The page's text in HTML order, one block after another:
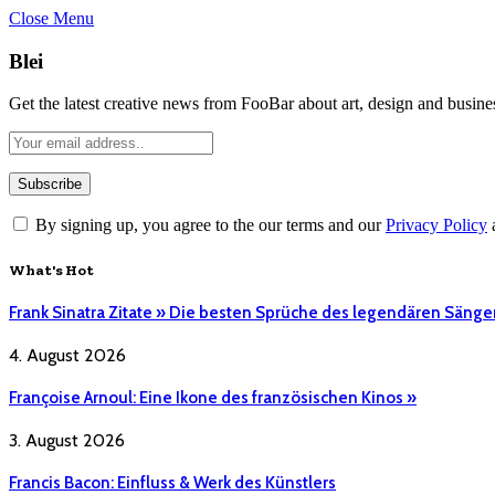
Close Menu
Blei
Get the latest creative news from FooBar about art, design and
By signing up, you agree to the our terms and ourPrivacy Policy
What's Hot
Frank Sinatra Zitate » Die besten Sprüche des legendären
4. August 2026
Françoise Arnoul: Eine Ikone des französischen Kinos »
3. August 2026
Francis Bacon: Einfluss & Werk des Künstlers